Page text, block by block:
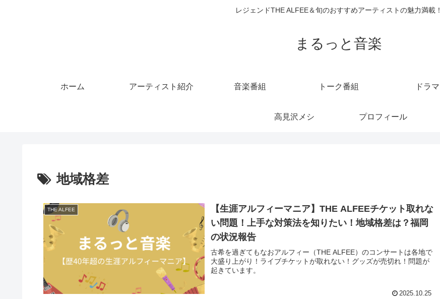
レジェンドTHE ALFEE＆旬のおすすめアーティストの魅力満載！
まるっと音楽
ホーム アーティスト紹介 音楽番組 トーク番組 ドラマ
高見沢メシ プロフィール
地域格差
THE ALFEE
【生涯アルフィーマニア】THE ALFEEチケット取れな
い問題！上手な対策法を知りたい！地域格差は？福岡
の状況報告
古希を過ぎてもなおアルフィー（THE ALFEE）のコンサートは各地で
大盛り上がり！ライブチケットが取れない！グッズが売切れ！問題が
起きています。
2025.10.25